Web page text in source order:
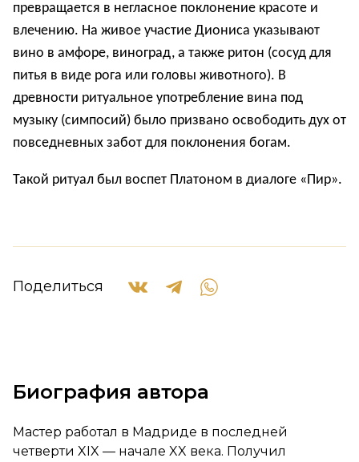
превращается в негласное поклонение красоте и
влечению. На живое участие Диониса указывают
вино в амфоре, виноград, а также ритон (сосуд для
питья в виде рога или головы животного). В
древности ритуальное употребление вина под
музыку (симпосий) было призвано освободить дух от
повседневных забот для поклонения богам.
Такой ритуал был воспет Платоном в диалоге «Пир».
Поделиться
Биография автора
Мастер работал в Мадриде в последней
четверти XIX — начале XX века. Получил